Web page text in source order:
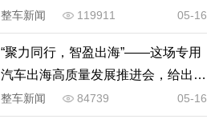
整车新闻 119911 05-16
“聚力同行，智盈出海”——这场专用
汽车出海高质量发展推进会，给出出
海答案
整车新闻 84739 05-16